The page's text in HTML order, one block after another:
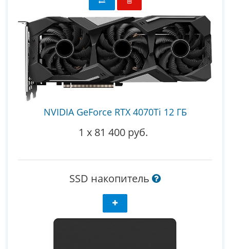
NVIDIA GeForce RTX 4070Ti 12 ГБ
1 x 81 400 руб.
SSD накопитель